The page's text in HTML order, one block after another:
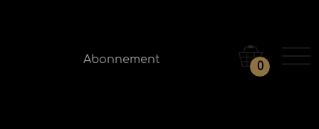
Abonnement
0